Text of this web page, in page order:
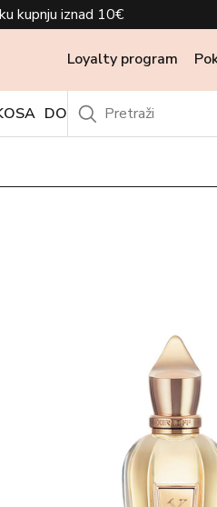
kupnju iznad 10€
Loyalty program
DODACI OUTLET